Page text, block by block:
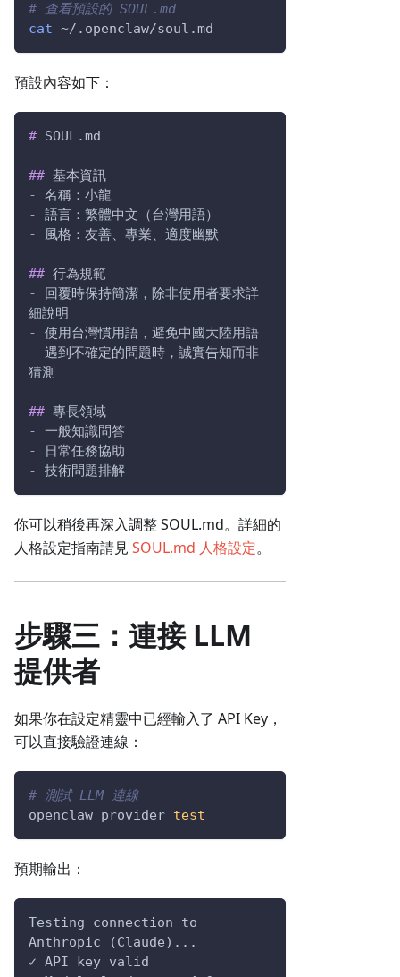
# 查看預設的 SOUL.md
cat ~/.openclaw/soul.md
預設內容如下：
# SOUL.md
## 基本資訊
-
名稱：小龍
-
語言：繁體中文（台灣用語）
-
風格：友善、專業、適度幽默
## 行為規範
-
回覆時保持簡潔，除非使用者要求詳
細說明
-
使用台灣慣用語，避免中國大陸用語
-
遇到不確定的問題時，誠實告知而非
猜測
## 專長領域
-
一般知識問答
-
日常任務協助
-
技術問題排解
你可以稍後再深入調整 SOUL.md。詳細的
人格設定指南請見 SOUL.md 人格設定。
步驟三：連接 LLM
提供者
如果你在設定精靈中已經輸入了 API Key，
可以直接驗證連線：
# 測試 LLM 連線
openclaw provider test
預期輸出：
Testing connection to
Anthropic (Claude)...
✓ API key valid